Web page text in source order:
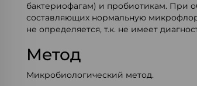
бактериофагам) и пробиотикам. При
составляющих нормальную
не определяется, т.к. не имеет
Метод
Микробиологический метод.